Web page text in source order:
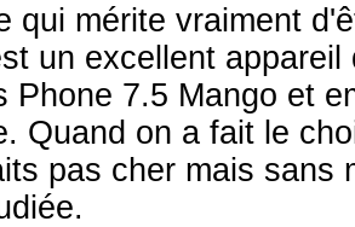
qui mérite vraiment
un excellent
Phone 7.5 Mango et
Quand on a fait le
pas cher mais sans